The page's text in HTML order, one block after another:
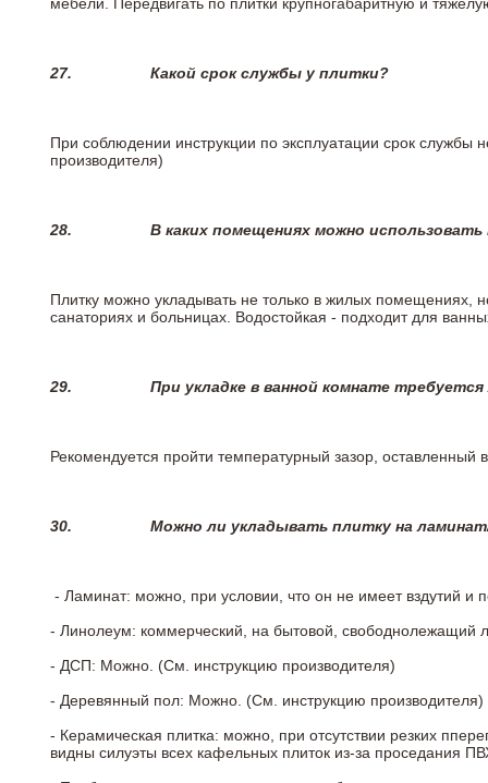
мебели. Передвигать по плитки крупногабаритную и
27. Какой срок службы у плитки?
При соблюдении инструкции по эксплуатации срок
производителя)
28. В каких помещениях можно
Плитку можно укладывать не только в жилых помещениях,
санаториях и больницах. Водостойкая - подходит для
29. При укладке в ванной комнате
Рекомендуется пройти температурный зазор,
30. Можно ли укладывать плитку на
- Ламинат: можно, при условии, что он не имеет вздутий
- Линолеум: коммерческий, на бытовой, свободнолежащий
- ДСП: Можно. (См. инструкцию производителя)
- Деревянный пол: Можно. (См. инструкцию производителя)
- Керамическая плитка: можно, при отсутствии резких
видны силуэты всех кафельных плиток из-за проседания